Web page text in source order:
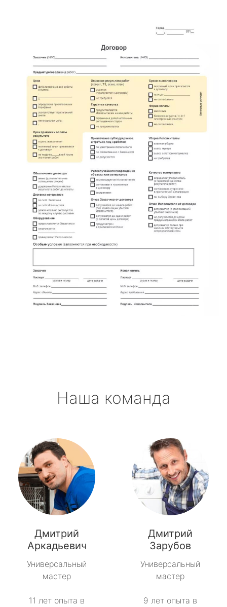
Наша команда
Дмитрий
Аркадьевич
Универсальный
мастер
11 лет опыта в
Дмитрий
Зарубов
Универсальный
мастер
9 лет опыта в